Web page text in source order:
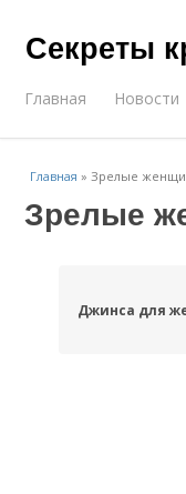
Секреты
Главная Новости
Главная »Зрелые
Зрелые
Джинса для